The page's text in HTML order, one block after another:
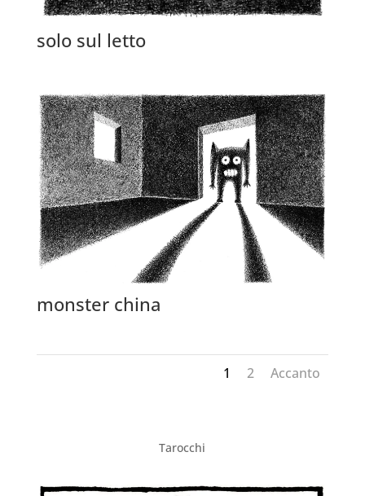
solo sul letto
monster china
1 2 Accanto
Tarocchi